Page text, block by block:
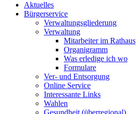
Aktuelles
Bürgerservice
Verwaltungsgliederung
Verwaltung
Mitarbeiter im Rathaus
Organigramm
Was erledige ich wo
Formulare
Ver- und Entsorgung
Online Service
Interessante Links
Wahlen
Gesundheit (überregional)